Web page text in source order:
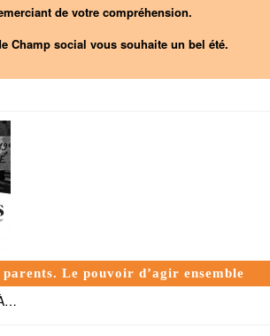
de votre compréhension.
Champ social vous souhaite un bel été.
parents. Le pouvoir d’agir ensemble